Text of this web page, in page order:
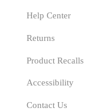
Help Center
Returns
Product Recalls
Accessibility
Contact Us